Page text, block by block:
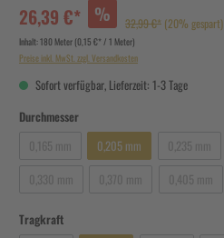
26,39 €* % 32,99 €* (20% gespart)
Inhalt:180 Meter (0,15 €* / 1 Meter)
Preise inkl. MwSt. zzgl. Versandkosten
Sofort verfügbar, Lieferzeit: 1-3 Tage
Durchmesser
0,205 mm
Tragkraft